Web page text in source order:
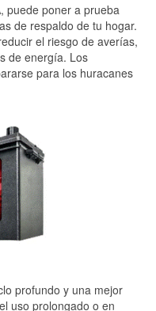
puede poner a prueba
de respaldo de tu hogar.
el riesgo de averías,
de energía. Los
para los huracanes
profundo y una mejor
uso prolongado o en